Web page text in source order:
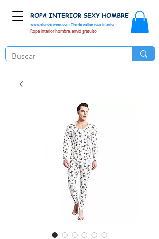
www.elunderwear.com Tienda online ropa interior
ROPA INTERIOR SEXY HOMBRE
Ropa interior hombre, envió gratuito